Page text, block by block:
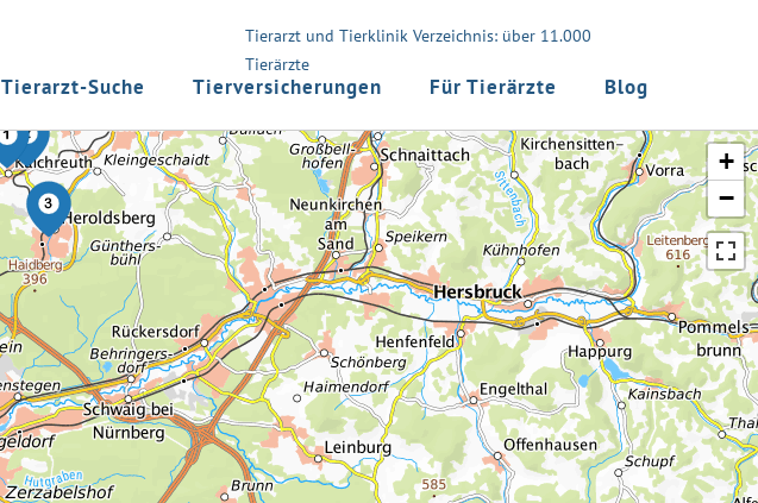
Tierarzt und Tierklinik Verzeichnis: über 11.000
Tierärzte
Tierarzt-Suche Tierversicherungen Für Tierärzte Blog
+
−